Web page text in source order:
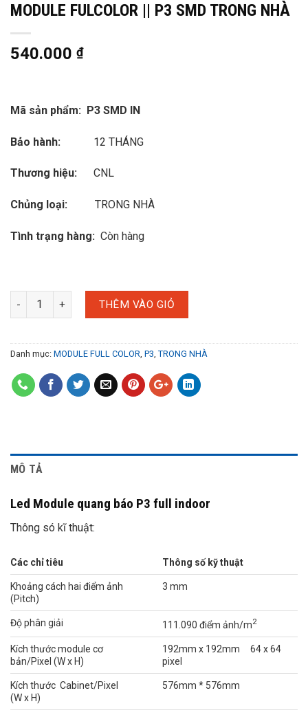
MODULE FULCOLOR || P3 SMD TRONG NHÀ
540.000 ₫
Mã sản phẩm: P3 SMD IN
Bảo hành: 12 THÁNG
Thương hiệu: CNL
Chủng loại: TRONG NHÀ
Tình trạng hàng: Còn hàng
THÊM VÀO GIỎ
Danh mục: MODULE FULL COLOR, P3, TRONG NHÀ
MÔ TẢ
Led Module quang báo P3 full indoor
Thông só kĩ thuật:
Các chỉtiêu Thông số kỹ thuật
Khoảng cách hai điểm ảnh
(Pitch)
3 mm
Độ phân giải 111.090 điểm ảnh/m2
Kích thước module cơ
bản/Pixel (W x H)
192mm x 192mm 64 x 64
pixel
Kích thước Cabinet/Pixel
(W x H)
576mm * 576mm